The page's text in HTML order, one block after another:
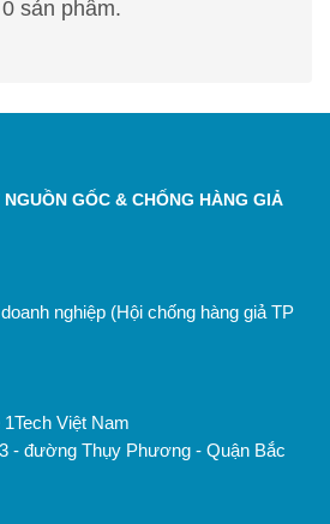
0 sản phẩm.
GỐC & CHỐNG HÀNG GIẢ
nghiệp (Hội chống hàng giả TP
Việt Nam
- đường Thụy Phương - Quận Bắc